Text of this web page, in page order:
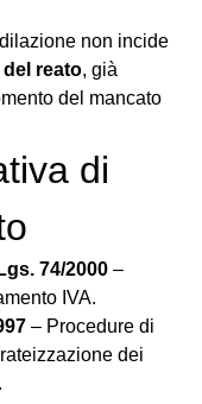
non incide
reato, già
del mancato
di
74/2000 –
IVA.
– Procedure di
dei